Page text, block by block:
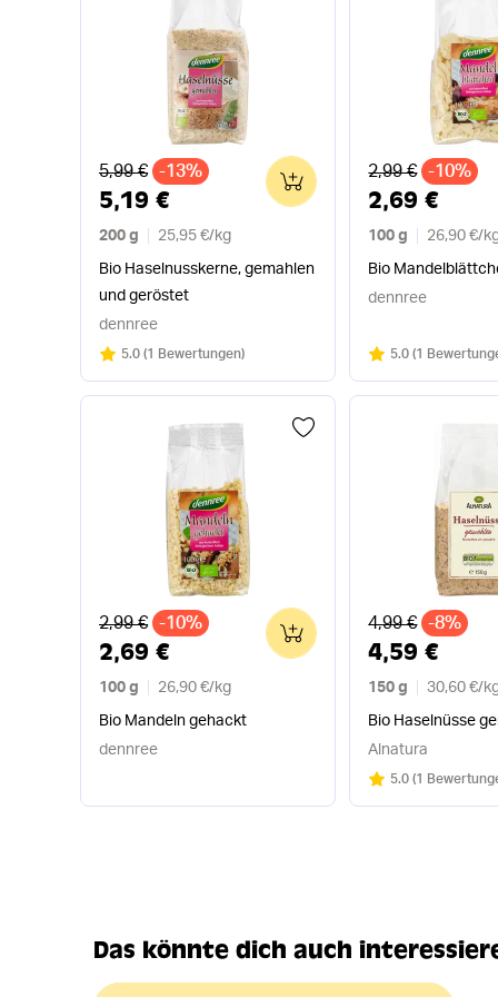
Alter Preis
5,99 € -13%
5,19 €
200 g 25,95 €/kg
Bio Haselnusskerne, gemahlen
und geröstet
0
dennree
Bewertung:
5.0/5
(1 Bewertungen)
Alter Preis
2,99 € -10%
2,69 €
100 g 26,90 €/
Bio
dennree
Bewertung:
5.0/5
(1
Alter Preis
2,99 € -10%
2,69 €
100 g 26,90 €/kg
Bio Mandeln gehackt
0
dennree
Alter Preis
4,99 € -8%
4,59 €
150 g 30,60 €/
Bio Haselnüsse
Alnatura
Bewertung:
5.0/5
(1
Das könnte dich auch